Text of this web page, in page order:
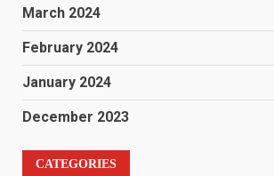
March 2024
February 2024
January 2024
December 2023
CATEGORIES